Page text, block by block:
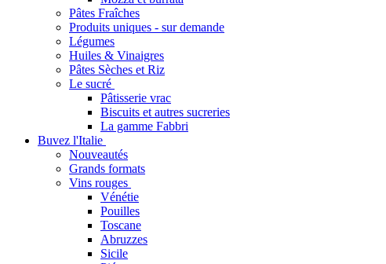
Pâtes Fraîches
Produits uniques - sur demande
Légumes
Huiles & Vinaigres
Pâtes Sèches et Riz
Le sucré
Pâtisserie vrac
Biscuits et autres sucreries
La gamme Fabbri
Buvez l'Italie
Nouveautés
Grands formats
Vins rouges
Vénétie
Pouilles
Toscane
Abruzzes
Sicile